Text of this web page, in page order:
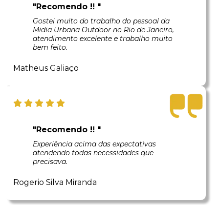
"Recomendo !! "
Gostei muito do trabalho do pessoal da
Midia Urbana Outdoor no Rio de Janeiro,
atendimento excelente e trabalho muito
bem feito.
Matheus Galiaço
"Recomendo !! "
Experiência acima das expectativas
atendendo todas necessidades que
precisava.
Rogerio Silva Miranda